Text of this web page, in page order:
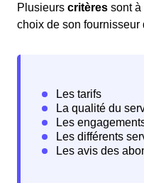
Plusieurs critères sont à
choix de son fournisseur